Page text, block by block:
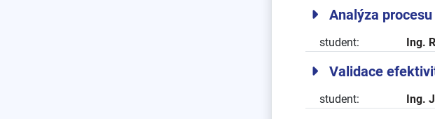
Analýza
student: Ing.
Validace
student: Ing.